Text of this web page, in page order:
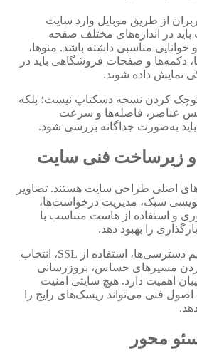
از طریق موبایل وارد سایت
باید در اندازه‌های مختلف صفحه
مناسبی داشته باشد. منوها،
دکمه‌ها و صفحات فروشگاهی باید در
نمایش داده شوند.
کردن نسخه دسکتاپ نیست؛ بلکه
لمس عناصر، فاصله‌ها و سرعت
باید به‌صورت جداگانه بررسی شود.
زیرساخت فنی سایت
اصلی طراحی سایت هستند. تصاویر
سبک، مدیریت درخواست‌ها،
و استفاده از هاست متناسب با
را بهبود دهد.
در بخش امنیت نیز تنظیم دسترسی‌ها، استفاده از SSL، انتخاب
مسیرهای حساس، بروزرسانی
اهمیت دارد. هیچ سایتی امنیت
اصول فنی می‌تواند ریسک‌های رایج را
محور